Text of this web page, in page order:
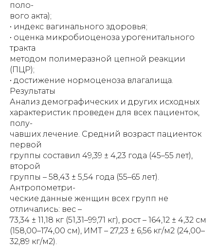
поло-
вого акта);
• индекс вагинального здоровья;
• оценка микробиоценоза урогенитального
тракта
методом полимеразной цепной реакции
(ПЦР);
• достижение нормоценоза влагалища.
Результаты
Анализ демографических и других исходных
характеристик проведен для всех пациенток,
полу-
чавших лечение. Средний возраст пациенток
первой
группы составил 49,39 ± 4,23 года (45–55 лет),
второй
группы – 58,43 ± 5,54 года (55–65 лет).
Антропометри-
ческие данные женщин всех групп не
отличались: вес –
73,34 ± 11,18 кг (51,31–99,71 кг), рост – 164,12 ± 4,32 см
(158,00–174,00 см), ИМТ – 27,23 ± 6,56 кг/м2 (24,00–
32,89 кг/м2).